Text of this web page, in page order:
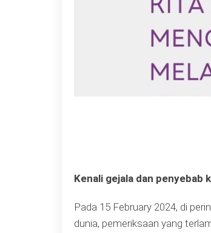
Kenali gejala dan penyebab
Pada 15 February 2024, di
dunia, pemeriksaan yang